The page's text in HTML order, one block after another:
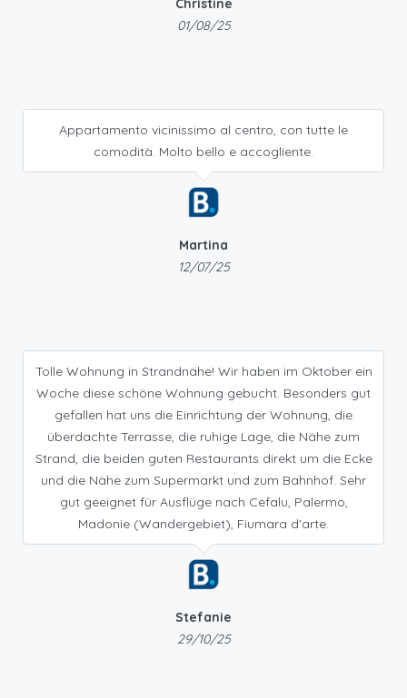
Christine
01/08/25
Appartamento vicinissimo al centro, con tutte le
comodità. Molto bello e accogliente.
Martina
12/07/25
Tolle Wohnung in Strandnähe! Wir haben im Oktober ein
Woche diese schöne Wohnung gebucht. Besonders gut
gefallen hat uns die Einrichtung der Wohnung, die
überdachte Terrasse, die ruhige Lage, die Nähe zum
Strand, die beiden guten Restaurants direkt um die Ecke
und die Nähe zum Supermarkt und zum Bahnhof. Sehr
gut geeignet für Ausflüge nach Cefalu, Palermo,
Madonie (Wandergebiet), Fiumara d'arte.
Stefanie
29/10/25